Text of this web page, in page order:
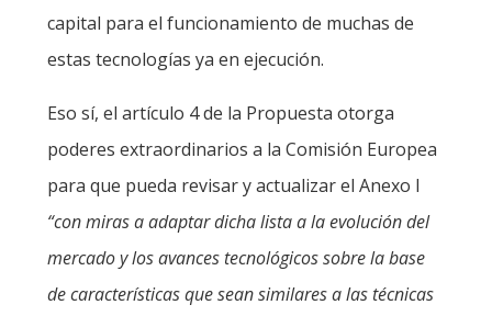
capital para el funcionamiento de muchas de
estas tecnologías ya en ejecución.
Eso sí, el artículo 4 de la Propuesta otorga
poderes extraordinarios a la Comisión Europea
para que pueda revisar y actualizar el Anexo I
“con miras a adaptar dicha lista a la evolución del
mercado y los avances tecnológicos sobre la base
de características que sean similares a las técnicas